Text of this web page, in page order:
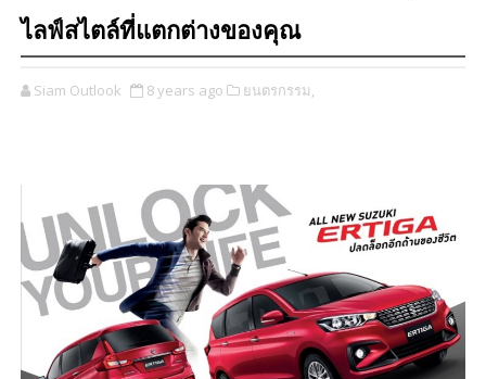
ไลฟ์สไตล์ที่แตกต่างของคุณ
Siam Outlook 8 years ago ยนตรกรรม,